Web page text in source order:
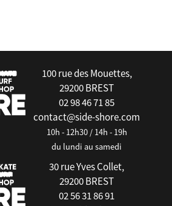
100 rue des Mouettes,
29200 BREST
02 98 46 71 85
contact@side-shore.com
10h - 12h30 / 14h - 19h
du lundi au samedi
30 rue Yves Collet,
29200 BREST
02 56 31 86 91